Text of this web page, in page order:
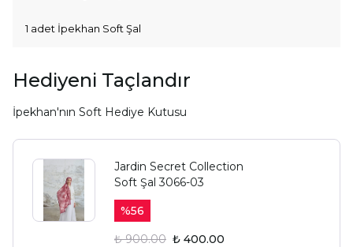
1 adet İpekhan Soft Şal
Hediyeni Taçlandır
İpekhan'nın Soft Hediye Kutusu
Jardin Secret Collection
Soft Şal 3066-03
%56
₺ 900.00 ₺ 400.00